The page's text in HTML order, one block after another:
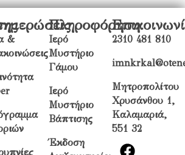
&
Πληροφόρηση
Ιερό
Μυστήριο
Γάμου
Ιερό
Μυστήριο
Βάπτισης
Έκδοση
2310 481 810
Μητροπολίτου
Χρυσάνθου 1,
Καλαμαριά,
551 32